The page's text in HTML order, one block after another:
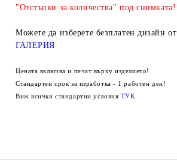
"Отстъпки за количества" под снимката!
Можете да изберете безплатен дизайн от
ГАЛЕРИЯ
Цената включва и печат върху изделието!
Стандартен срок за изработка - 1 работен ден!
Виж всички стандартни условия ТУК